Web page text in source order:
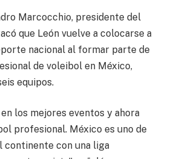
Marcocchio, presidente del
que León vuelve a colocarse a
nacional al formar parte de
de voleibol en México,
equipos.
los mejores eventos y ahora
profesional. México es uno de
continente con una liga